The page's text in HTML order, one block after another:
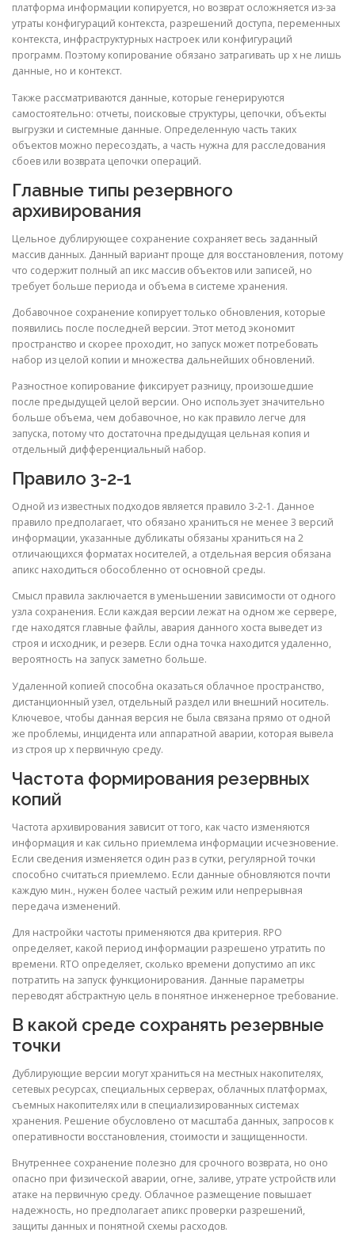
платформа информации копируется, но возврат осложняется из-за
утраты конфигураций контекста, разрешений доступа, переменных
контекста, инфраструктурных настроек или конфигураций
программ. Поэтому копирование обязано затрагивать up x не лишь
данные, но и контекст.
Также рассматриваются данные, которые генерируются
самостоятельно: отчеты, поисковые структуры, цепочки, объекты
выгрузки и системные данные. Определенную часть таких
объектов можно пересоздать, а часть нужна для расследования
сбоев или возврата цепочки операций.
Главные типы резервного
архивирования
Цельное дублирующее сохранение сохраняет весь заданный
массив данных. Данный вариант проще для восстановления, потому
что содержит полный ап икс массив объектов или записей, но
требует больше периода и объема в системе хранения.
Добавочное сохранение копирует только обновления, которые
появились после последней версии. Этот метод экономит
пространство и скорее проходит, но запуск может потребовать
набор из целой копии и множества дальнейших обновлений.
Разностное копирование фиксирует разницу, произошедшие
после предыдущей целой версии. Оно использует значительно
больше объема, чем добавочное, но как правило легче для
запуска, потому что достаточна предыдущая цельная копия и
отдельный дифференциальный набор.
Правило 3-2-1
Одной из известных подходов является правило 3-2-1. Данное
правило предполагает, что обязано храниться не менее 3 версий
информации, указанные дубликаты обязаны храниться на 2
отличающихся форматах носителей, а отдельная версия обязана
апикс находиться обособленно от основной среды.
Смысл правила заключается в уменьшении зависимости от одного
узла сохранения. Если каждая версии лежат на одном же сервере,
где находятся главные файлы, авария данного хоста выведет из
строя и исходник, и резерв. Если одна точка находится удаленно,
вероятность на запуск заметно больше.
Удаленной копией способна оказаться облачное пространство,
дистанционный узел, отдельный раздел или внешний носитель.
Ключевое, чтобы данная версия не была связана прямо от одной
же проблемы, инцидента или аппаратной аварии, которая вывела
из строя up x первичную среду.
Частота формирования резервных
копий
Частота архивирования зависит от того, как часто изменяются
информация и как сильно приемлема информации исчезновение.
Если сведения изменяется один раз в сутки, регулярной точки
способно считаться приемлемо. Если данные обновляются почти
каждую мин., нужен более частый режим или непрерывная
передача изменений.
Для настройки частоты применяются два критерия. RPO
определяет, какой период информации разрешено утратить по
времени. RTO определяет, сколько времени допустимо ап икс
потратить на запуск функционирования. Данные параметры
переводят абстрактную цель в понятное инженерное требование.
В какой среде сохранять резервные
точки
Дублирующие версии могут храниться на местных накопителях,
сетевых ресурсах, специальных серверах, облачных платформах,
съемных накопителях или в специализированных системах
хранения. Решение обусловлено от масштаба данных, запросов к
оперативности восстановления, стоимости и защищенности.
Внутреннее сохранение полезно для срочного возврата, но оно
опасно при физической аварии, огне, заливе, утрате устройств или
атаке на первичную среду. Облачное размещение повышает
надежность, но предполагает апикс проверки разрешений,
защиты данных и понятной схемы расходов.